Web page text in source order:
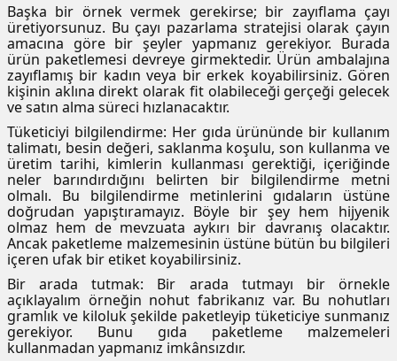
Başka bir örnek vermek gerekirse; bir zayıflama çayı
üretiyorsunuz. Bu çayı pazarlama stratejisi olarak çayın
amacına göre bir şeyler yapmanız gerekiyor. Burada
ürün paketlemesi devreye girmektedir. Ürün ambalajına
zayıflamış bir kadın veya bir erkek koyabilirsiniz. Gören
kişinin aklına direkt olarak fit olabileceği gerçeği gelecek
ve satın alma süreci hızlanacaktır.
Tüketiciyi bilgilendirme: Her gıda ürününde bir kullanım
talimatı, besin değeri, saklanma koşulu, son kullanma ve
üretim tarihi, kimlerin kullanması gerektiği, içeriğinde
neler barındırdığını belirten bir bilgilendirme metni
olmalı. Bu bilgilendirme metinlerini gıdaların üstüne
doğrudan yapıştıramayız. Böyle bir şey hem hijyenik
olmaz hem de mevzuata aykırı bir davranış olacaktır.
Ancak paketleme malzemesinin üstüne bütün bu bilgileri
içeren ufak bir etiket koyabilirsiniz.
Bir arada tutmak: Bir arada tutmayı bir örnekle
açıklayalım örneğin nohut fabrikanız var. Bu nohutları
gramlık ve kiloluk şekilde paketleyip tüketiciye sunmanız
gerekiyor. Bunu gıda paketleme malzemeleri
kullanmadan yapmanız imkânsızdır.